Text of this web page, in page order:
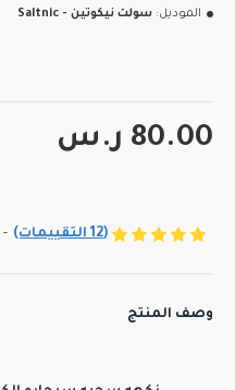
(12 التقييمات) -
80.00 ر.س
الموديل: سولت نيكوتين - Saltnic
وصف المنتج